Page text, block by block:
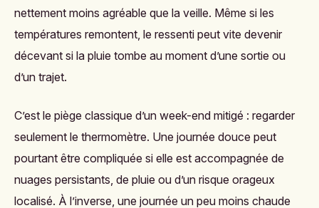
nettement moins agréable que la veille. Même si les
températures remontent, le ressenti peut vite devenir
décevant si la pluie tombe au moment d’une sortie ou
d’un trajet.
C’est le piège classique d’un week-end mitigé : regarder
seulement le thermomètre. Une journée douce peut
pourtant être compliquée si elle est accompagnée de
nuages persistants, de pluie ou d’un risque orageux
localisé. À l’inverse, une journée un peu moins chaude